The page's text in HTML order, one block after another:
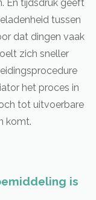
En tijdsdruk geeft
tussen
dat dingen vaak
zich sneller
het proces in
tot uitvoerbare
komt.
is